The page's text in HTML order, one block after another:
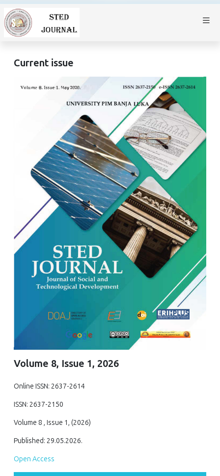
Current issue
Volume 8, Issue 1, 2026
Online ISSN: 2637-2614
ISSN: 2637-2150
Volume 8 , Issue 1, (2026)
Published: 29.05.2026.
Open Access